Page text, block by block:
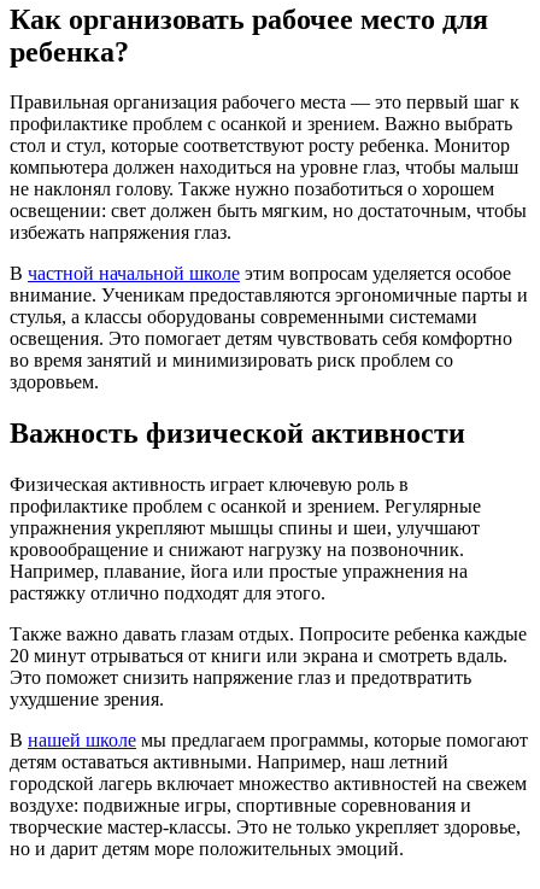
Как организовать рабочее место для
ребенка?
Правильная организация рабочего места — это первый шаг к
профилактике проблем с осанкой и зрением. Важно выбрать
стол и стул, которые соответствуют росту ребенка. Монитор
компьютера должен находиться на уровне глаз, чтобы малыш
не наклонял голову. Также нужно позаботиться о хорошем
освещении: свет должен быть мягким, но достаточным, чтобы
избежать напряжения глаз.
В частной начальной школе этим вопросам уделяется особое
внимание. Ученикам предоставляются эргономичные парты и
стулья, а классы оборудованы современными системами
освещения. Это помогает детям чувствовать себя комфортно
во время занятий и минимизировать риск проблем со
здоровьем.
Важность физической активности
Физическая активность играет ключевую роль в
профилактике проблем с осанкой и зрением. Регулярные
упражнения укрепляют мышцы спины и шеи, улучшают
кровообращение и снижают нагрузку на позвоночник.
Например, плавание, йога или простые упражнения на
растяжку отлично подходят для этого.
Также важно давать глазам отдых. Попросите ребенка каждые
20 минут отрываться от книги или экрана и смотреть вдаль.
Это поможет снизить напряжение глаз и предотвратить
ухудшение зрения.
В нашей школе мы предлагаем программы, которые помогают
детям оставаться активными. Например, наш летний
городской лагерь включает множество активностей на свежем
воздухе: подвижные игры, спортивные соревнования и
творческие мастер-классы. Это не только укрепляет здоровье,
но и дарит детям море положительных эмоций.